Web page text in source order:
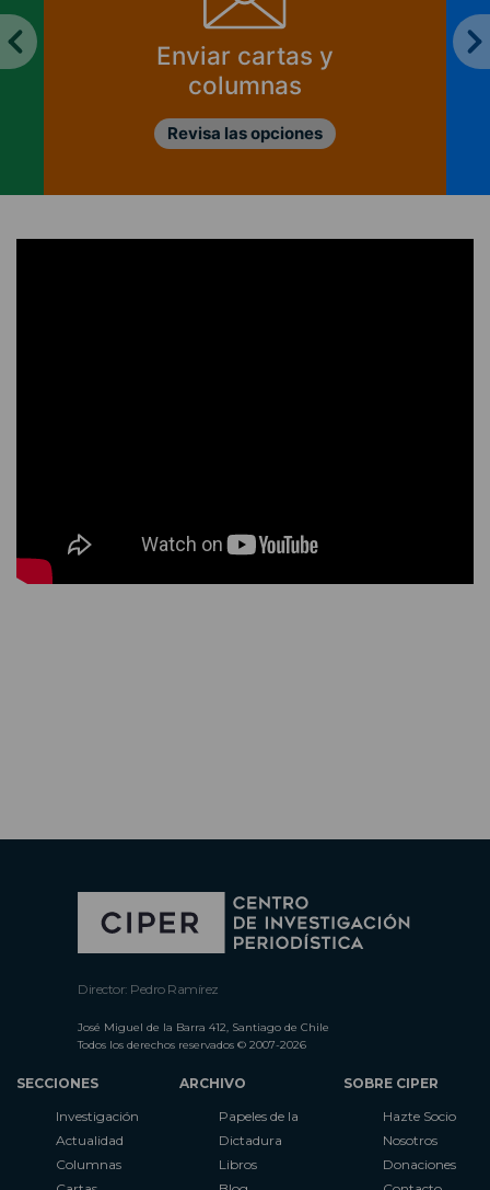
Enviar cartas y
columnas
Revisa las opciones
Director: Pedro Ramírez
José Miguel de la Barra 412, Santiago de Chile
Todos los derechos reservados © 2007-2026
SECCIONES
Investigación
Actualidad
Columnas
ARCHIVO
Papeles de la
Dictadura
Libros
SOBRE CIPER
Hazte Socio
Nosotros
Donaciones